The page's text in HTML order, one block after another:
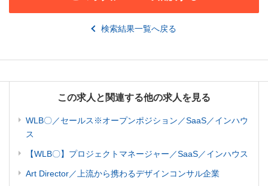
検索結果一覧へ戻る
この求人と関連する他の求人を見る
WLB〇／セールス※オープンポジション／SaaS／インハウ
ス
【WLB〇】プロジェクトマネージャー／SaaS／インハウス
Art Director／上流から携わるデザインコンサル企業